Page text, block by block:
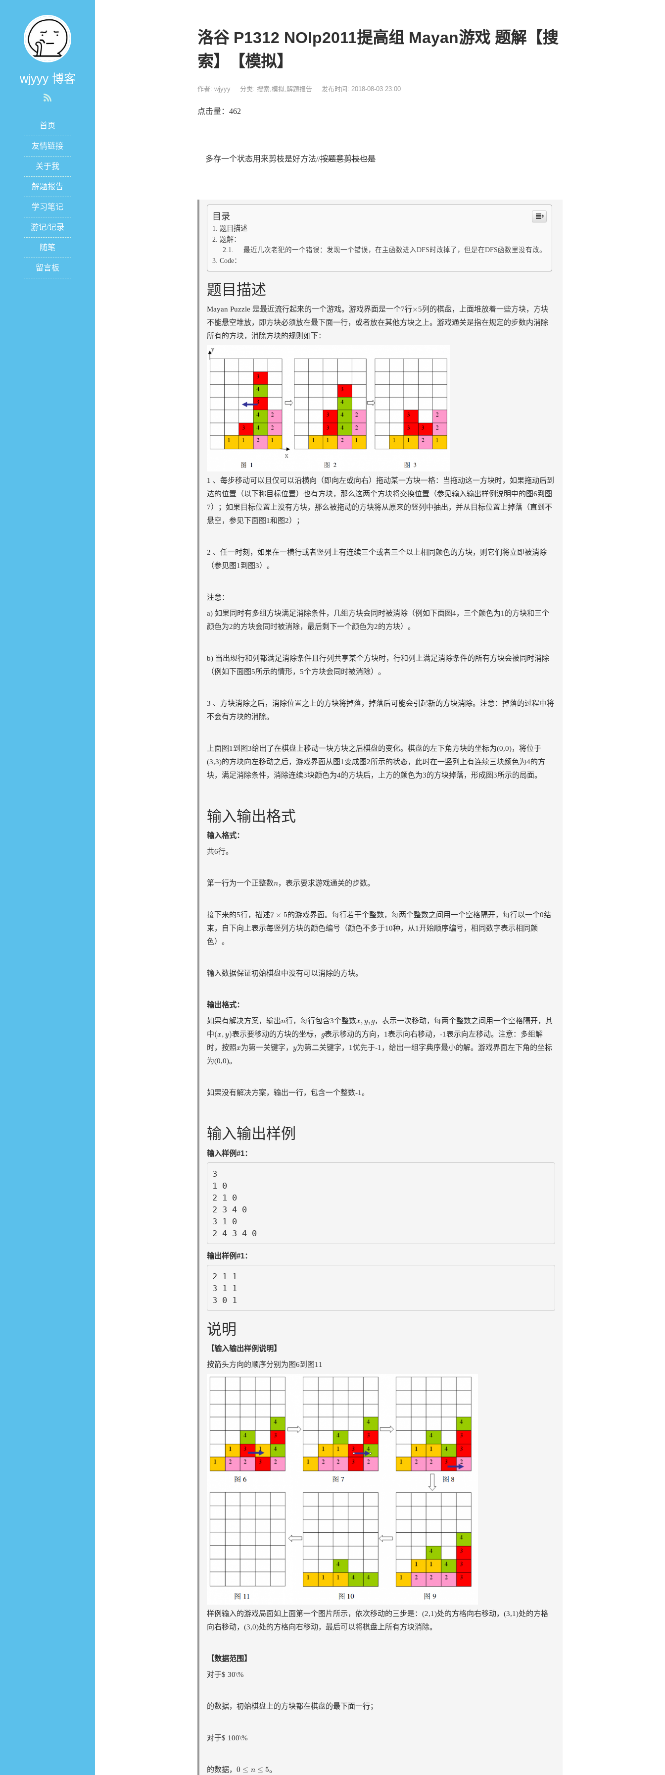
wjyyy 博客
首页
友情链接
关于我
解题报告
学习笔记
游记/记录
随笔
留言板
洛谷 P1312 NOIp2011提高组 Mayan游戏 题解【搜
索】【模拟】
作者: wjyyy 分类: 搜索,模拟,解题报告 发布时间: 2018-08-03 23:00
点击量：462
多存一个状态用来剪枝是好方法//按题意剪枝也是
目录
题目描述
题解：
最近几次老犯的一个错误：发现一个错误，在主函数进入DFS时改掉了，但是在DFS函数里没有改。
Code：
题目描述
Mayan Puzzle 是最近流行起来的一个游戏。游戏界面是一个7行×
× 5列的棋盘，上面堆放着一些方块，方块
不能悬空堆放，即方块必须放在最下面一行，或者放在其他方块之上。游戏通关是指在规定的步数内消除
所有的方块，消除方块的规则如下：
1 、每步移动可以且仅可以沿横向（即向左或向右）拖动某一方块一格：当拖动这一方块时，如果拖动后到
达的位置（以下称目标位置）也有方块，那么这两个方块将交换位置（参见输入输出样例说明中的图6到图
7）；如果目标位置上没有方块，那么被拖动的方块将从原来的竖列中抽出，并从目标位置上掉落（直到不
悬空，参见下面图1和图2）；
2 、任一时刻，如果在一横行或者竖列上有连续三个或者三个以上相同颜色的方块，则它们将立即被消除
（参见图1到图3）。
注意：
a) 如果同时有多组方块满足消除条件，几组方块会同时被消除（例如下面图4，三个颜色为1的方块和三个
颜色为2的方块会同时被消除，最后剩下一个颜色为2的方块）。
b) 当出现行和列都满足消除条件且行列共享某个方块时，行和列上满足消除条件的所有方块会被同时消除
（例如下面图5所示的情形，5个方块会同时被消除）。
3 、方块消除之后，消除位置之上的方块将掉落，掉落后可能会引起新的方块消除。注意：掉落的过程中将
不会有方块的消除。
上面图1到图3给出了在棋盘上移动一块方块之后棋盘的变化。棋盘的左下角方块的坐标为(0,0)，将位于
(3,3)的方块向左移动之后，游戏界面从图1变成图2所示的状态，此时在一竖列上有连续三块颜色为4的方
块，满足消除条件，消除连续3块颜色为4的方块后，上方的颜色为3的方块掉落，形成图3所示的局面。
输入输出格式
输入格式：
共6行。
第一行为一个正整数n
n，表示要求游戏通关的步数。
接下来的5行，描述7 × 5
7 × 5
的游戏界面。每行若干个整数，每两个整数之间用一个空格隔开，每行以一个0结
束，自下向上表示每竖列方块的颜色编号（颜色不多于10种，从1开始顺序编号，相同数字表示相同颜
色）。
输入数据保证初始棋盘中没有可以消除的方块。
输出格式：
如果有解决方案，输出n
n行，每行包含3个整数x, y, g
x y,g
，表示一次移动，每两个整数之间用一个空格隔开，其
中(x, y)
( 表示要移动的方块的坐标， g
g表示移动的方向，1表示向右移动，-1表示向左移动。注意：多组解
时，按照x
x为第一关键字， y
y为第二关键字，1优先于-1，给出一组字典序最小的解。游戏界面左下角的坐标
为(0,0)。
如果没有解决方案，输出一行，包含一个整数-1。
输入输出样例
输入样例#1：
3
1 0
2 1 0
2 3 4 0
3 1 0
2 4 3 4 0
输出样例#1：
2 1 1
3 1 1
3 0 1
说明
【输入输出样例说明】
按箭头方向的顺序分别为图6到图11
样例输入的游戏局面如上面第一个图片所示，依次移动的三步是：(2,1)处的方格向右移动，(3,1)处的方格
向右移动，(3,0)处的方格向右移动，最后可以将棋盘上所有方块消除。
【数据范围】
对于$ 30\%
的数据，初始棋盘上的方块都在棋盘的最下面一行；
对于$ 100\%
的数据， 0 ≤ n ≤ 5
0 n 。